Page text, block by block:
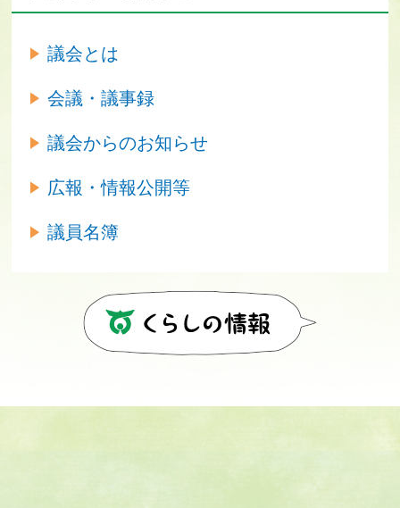
議会とは
会議・議事録
議会からのお知らせ
広報・情報公開等
議員名簿